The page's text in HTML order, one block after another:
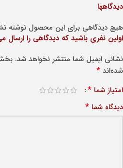
دیدگاهها
هیچ دیدگاهی برای این محصول نوشته
اولین نفری باشید که دیدگاهی را ارسال
نشانی ایمیل شما منتشر نخواهد شد.
شده‌اند *
امتیاز شما *
دیدگاه شما *